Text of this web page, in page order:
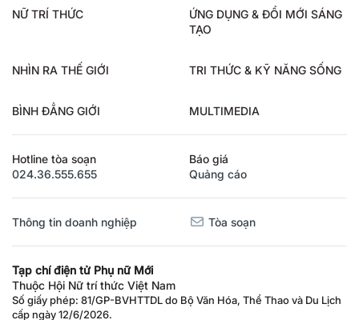
NỮ TRÍ THỨC
ỨNG DỤNG & ĐỔI MỚI SÁNG
TẠO
NHÌN RA THẾ GIỚI TRI THỨC & KỸ NĂNG SỐNG
BÌNH ĐẲNG GIỚI MULTIMEDIA
Hotline tòa soạn
024.36.555.655
Báo giá
Quảng cáo
Thông tin doanh nghiệp Tòa soạn
Tạp chí điện tử Phụ nữ Mới
Thuộc Hội Nữ trí thức Việt Nam
Số giấy phép: 81/GP-BVHTTDL do Bộ Văn Hóa, Thể Thao và Du Lịch
cấp ngày 12/6/2026.